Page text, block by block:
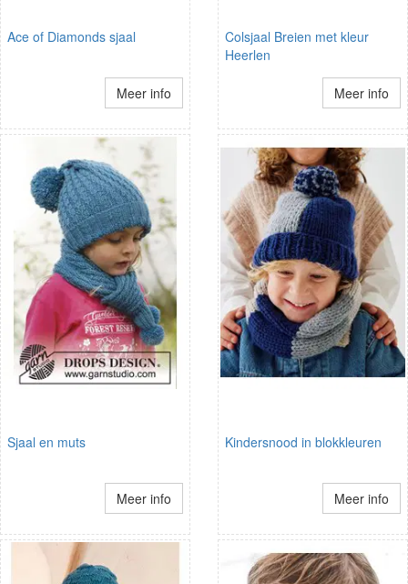
Ace of Diamonds sjaal
Meer info
Colsjaal Breien met kleur
Heerlen
Meer info
Sjaal en muts
Meer info
Kindersnood in blokkleuren
Meer info